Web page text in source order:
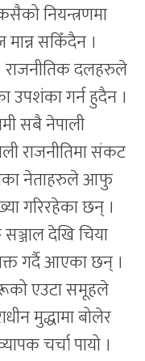
नियन्त्रणमा
सकिँदैन ।
राजनीतिक दलहरुले
उपशंका गर्न हुदैन ।
सबै नेपाली
राजनीतिमा संकट
नेताहरुले आफु
गरिरहेका छन् ।
देखि चिया
गर्दै आएका छन् ।
एउटा समूहले
मुद्धामा बोलेर
चर्चा पायो ।